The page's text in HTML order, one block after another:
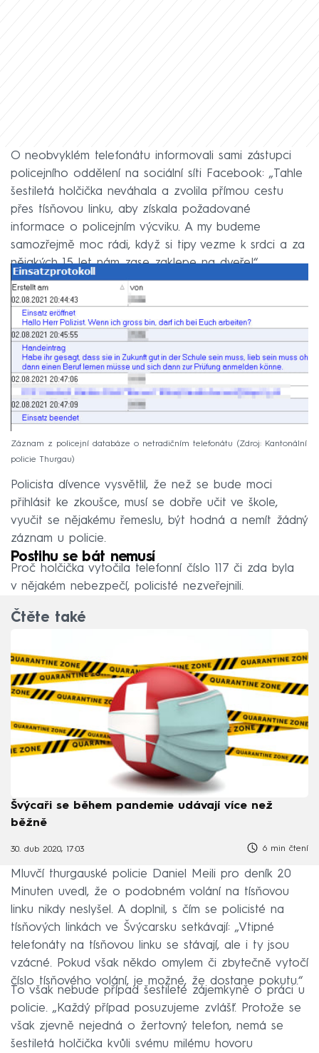
O neobvyklém telefonátu informovali sami zástupci
policejního oddělení na sociální síti Facebook: „Tahle
šestiletá holčička neváhala a zvolila přímou cestu
přes tísňovou linku, aby získala požadované
informace o policejním výcviku. A my budeme
samozřejmě moc rádi, když si tipy vezme k srdci a za
nějakých 15 let nám zase zaklepe na dveře!“
Záznam z policejní databáze o netradičním telefonátu
Zdroj: Kantonální
policie Thurgau
Policista dívence vysvětlil, že než se bude moci
přihlásit ke zkoušce, musí se dobře učit ve škole,
vyučit se nějakému řemeslu, být hodná a nemít žádný
záznam u policie.
Postihu se bát nemusí
Proč holčička vytočila telefonní číslo 117 či zda byla
v nějakém nebezpečí, policisté nezveřejnili.
Čtěte také
Švýcaři se během pandemie udávají více než
běžně
30. dub 2020, 17:03 6 min čtení
Mluvčí thurgauské policie Daniel Meili pro deník 20
Minuten uvedl, že o podobném volání na tísňovou
linku nikdy neslyšel. A doplnil, s čím se policisté na
tísňových linkách ve Švýcarsku setkávají: „Vtipné
telefonáty na tísňovou linku se stávají, ale i ty jsou
vzácné. Pokud však někdo omylem či zbytečně vytočí
číslo tísňového volání, je možné, že dostane pokutu.“
To však nebude případ šestileté zájemkyně o práci u
policie. „Každý případ posuzujeme zvlášť. Protože se
však zjevně nejedná o žertovný telefon, nemá se
šestiletá holčička kvůli svému milému hovoru